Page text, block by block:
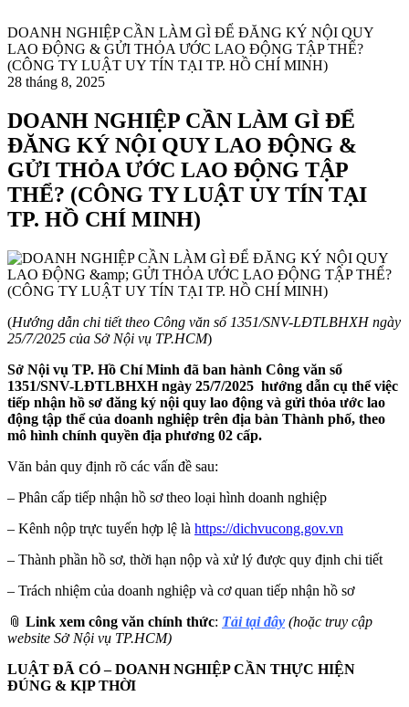
DOANH NGHIỆP CẦN LÀM GÌ ĐỂ ĐĂNG KÝ NỘI QUY
LAO ĐỘNG & GỬI THỎA ƯỚC LAO ĐỘNG TẬP THỂ?
(CÔNG TY LUẬT UY TÍN TẠI TP. HỒ CHÍ MINH)
28 tháng 8, 2025
DOANH NGHIỆP CẦN LÀM GÌ ĐỂ
ĐĂNG KÝ NỘI QUY LAO ĐỘNG &
GỬI THỎA ƯỚC LAO ĐỘNG TẬP
THỂ? (CÔNG TY LUẬT UY TÍN TẠI
TP. HỒ CHÍ MINH)
(Hướng dẫn chi tiết theo Công văn số 1351/SNV-LĐTLBHXH ngày
25/7/2025 của Sở Nội vụ TP.HCM)
Sở Nội vụ TP. Hồ Chí Minh đã ban hành Công văn số
1351/SNV-LĐTLBHXH ngày 25/7/2025 hướng dẫn cụ thể việc
tiếp nhận hồ sơ đăng ký nội quy lao động và gửi thỏa ước lao
động tập thể của doanh nghiệp trên địa bàn Thành phố, theo
mô hình chính quyền địa phương 02 cấp.
Văn bản quy định rõ các vấn đề sau:
– Phân cấp tiếp nhận hồ sơ theo loại hình doanh nghiệp
– Kênh nộp trực tuyến hợp lệ là https://dichvucong.gov.vn
– Thành phần hồ sơ, thời hạn nộp và xử lý được quy định chi tiết
– Trách nhiệm của doanh nghiệp và cơ quan tiếp nhận hồ sơ
📎 Link xem công văn chính thức: Tải tại đây (hoặc truy cập
website Sở Nội vụ TP.HCM)
LUẬT ĐÃ CÓ – DOANH NGHIỆP CẦN THỰC HIỆN
ĐÚNG & KỊP THỜI